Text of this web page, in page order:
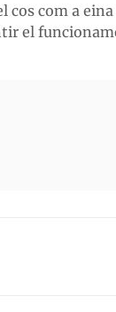
cos com a
el